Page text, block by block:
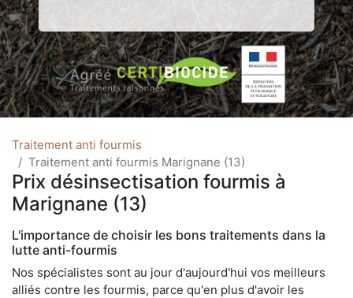
Traitement anti fourmis
Traitement anti fourmis Marignane (13)
Prix désinsectisation fourmis à
Marignane (13)
L'importance de choisir les bons traitements dans la
lutte anti-fourmis
Nos spécialistes sont au jour d'aujourd'hui vos meilleurs
alliés contre les fourmis, parce qu'en plus d'avoir les